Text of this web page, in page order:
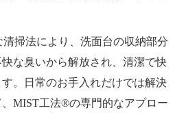
掃法により、洗面台の収納部分
な臭いから解放され、清潔で快
。日常のお手入れだけでは解決
MIST工法®の専門的なアプロー